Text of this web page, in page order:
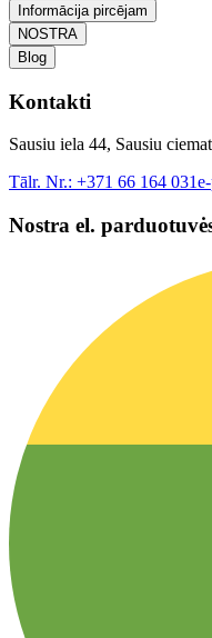
Informācija pircējam
NOSTRA
Blog
Kontakti
Sausiu iela 44, Sausiu
Tālr. Nr.: +371 66 164 031
Nostra el.